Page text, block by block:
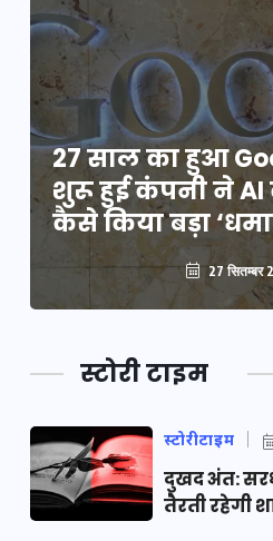
27 साल का हुआ
शुरू हुई कंपनी ने AI
कैसे किया बड़ा
27 सितम्बर
स्टोरी टाइम
स्टोरीटाइम
दुखद अंत:
तैरती रहेगी